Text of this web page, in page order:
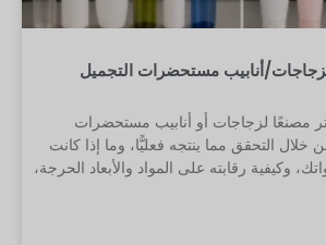
أنابيب مستحضرات التجميل
مصنعًا لزجاجات أو أنابيب مستحضرات
خلال التحقق مما ينتجه فعليًّا، وما إذا كانت
وكيفية رقابته على المواد والأبعاد الحرجة،
أو مقطع فيديو للمصنع أو السعر